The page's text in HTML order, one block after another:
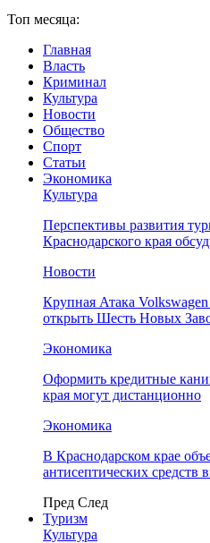
Топ месяца:
Главная
Власть
Криминал
Культура
Новости
Общество
Спорт
Статьи
Экономика
Культура
Перспективы развития
Краснодарского края
Новости
Крупная Атака
открыть Шесть Новых
Экономика
Оформить кредитные
края могут дистанционно
Экономика
В Краснодарском крае
антисептических средств
Пред След
Туризм
Культура